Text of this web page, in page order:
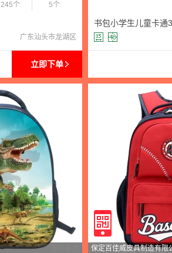
245个
5个
广东汕头市龙湖区
立即下单
书包小学生儿童卡通
年级拉杆双肩包厂家
保定百佳威皮具制造有限